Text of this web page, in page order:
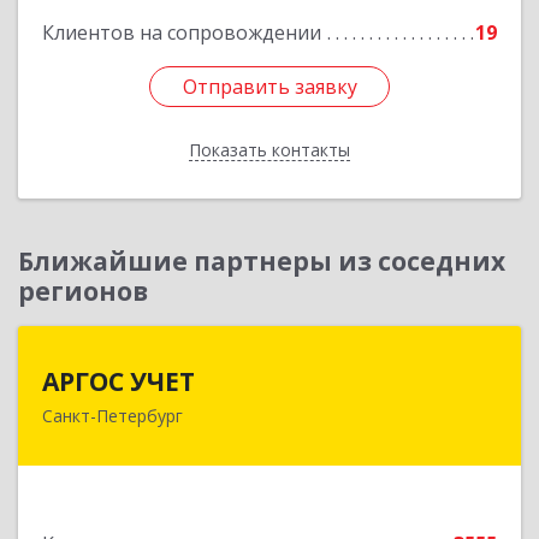
Клиентов на сопровождении 19
Отправить заявку
Показать контакты
Отправить заявку
Назад
Ближайшие партнеры из соседних
регионов
АРГОС УЧЕТ
Санкт-Петербург
196191, Санкт-Петербург г, Конституции пл,